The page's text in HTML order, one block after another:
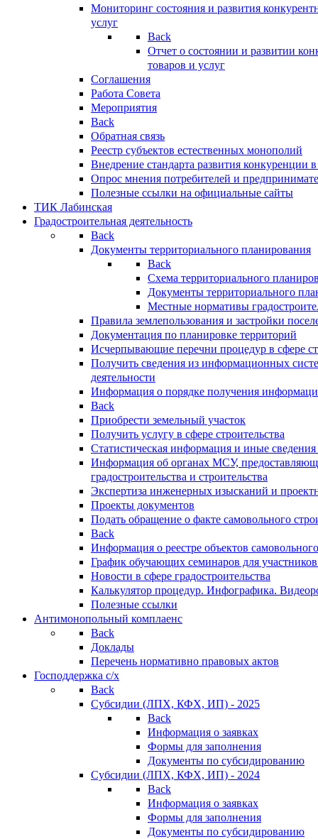
Мониторинг состояния и развития
услуг
Back
Отчет о состоянии и развитии
товаров и услуг
Соглашения
Работа Совета
Мероприятия
Back
Обратная связь
Реестр субъектов естественных монополий
Внедрение стандарта развития конкуренции
Опрос мнения потребителей и
Полезные ссылки на официальные сайты
ТИК Лабинская
Градостроительная деятельность
Back
Документы территориального планирования
Back
Схема территориального
Документы территориального
Местные нормативы
Правила землепользования и застройки
Документация по планировке территорий
Исчерпывающие перечни процедур в сфере
Получить сведения из информационных
деятельности
Информация о порядке получения
Back
Приобрести земельный участок
Получить услугу в сфере строительства
Статистическая информация и иные сведения
Информация об органах МСУ,
градостроительства и строительства
Экспертиза инженерных изысканий и
Проекты документов
Подать обращение о факте самовольного
Back
Информация о реестре объектов
График обучающих семинаров для участников
Новости в сфере градостроительства
Калькулятор процедур. Инфографика.
Полезные ссылки
Антимонопольный комплаенс
Back
Доклады
Перечень нормативно правовых актов
Господдержка с/х
Back
Субсидии (ЛПХ, КФХ, ИП) - 2025
Back
Информация о заявках
Формы для заполнения
Документы по субсидированию
Субсидии (ЛПХ, КФХ, ИП) - 2024
Back
Информация о заявках
Формы для заполнения
Документы по субсидированию